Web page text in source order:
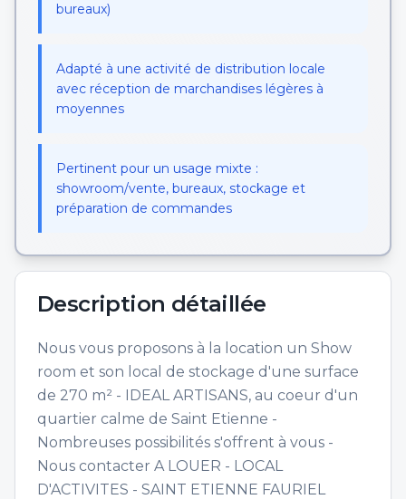
bureaux)
Adapté à une activité de distribution locale
avec réception de marchandises légères à
moyennes
Pertinent pour un usage mixte :
showroom/vente, bureaux, stockage et
préparation de commandes
Description détaillée
Nous vous proposons à la location un Show
room et son local de stockage d'une surface
de 270 m² - IDEAL ARTISANS, au coeur d'un
quartier calme de Saint Etienne -
Nombreuses possibilités s'offrent à vous -
Nous contacter A LOUER - LOCAL
D'ACTIVITES - SAINT ETIENNE FAURIEL